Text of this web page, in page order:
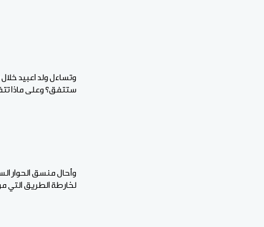
وتساءل ولد اعبيد
ستتفق؟ وعلى ماذا
وأحال منسق الحوار
لخارطة الطريق التي